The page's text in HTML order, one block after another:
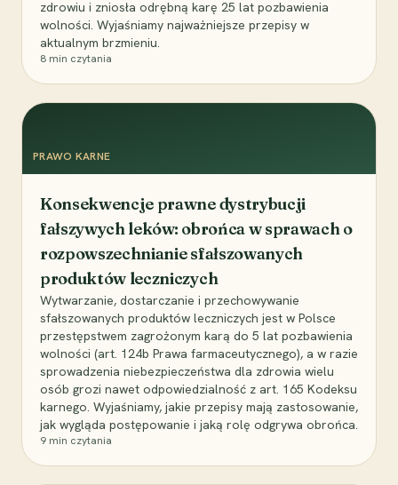
zdrowiu i zniosła odrębną karę 25 lat pozbawienia
wolności. Wyjaśniamy najważniejsze przepisy w
aktualnym brzmieniu.
8 min czytania
PRAWO KARNE
Konsekwencje prawne dystrybucji
fałszywych leków: obrońca w sprawach o
rozpowszechnianie sfałszowanych
produktów leczniczych
Wytwarzanie, dostarczanie i przechowywanie
sfałszowanych produktów leczniczych jest w Polsce
przestępstwem zagrożonym karą do 5 lat pozbawienia
wolności (art. 124b Prawa farmaceutycznego), a w razie
sprowadzenia niebezpieczeństwa dla zdrowia wielu
osób grozi nawet odpowiedzialność z art. 165 Kodeksu
karnego. Wyjaśniamy, jakie przepisy mają zastosowanie,
jak wygląda postępowanie i jaką rolę odgrywa obrońca.
9 min czytania